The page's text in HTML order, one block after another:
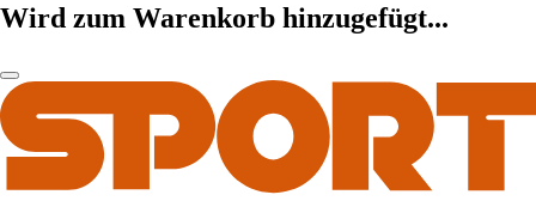
Wird zum Warenkorb hinzugefügt...